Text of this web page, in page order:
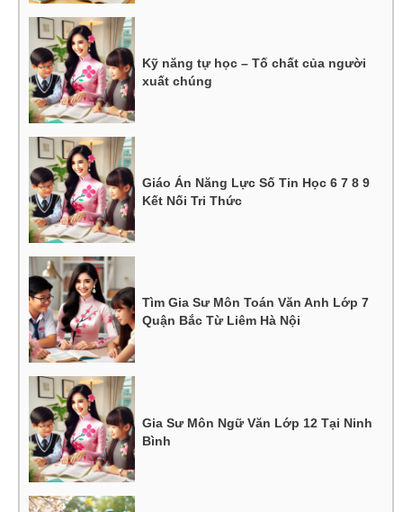
Kỹ năng tự học – Tố chất của người
xuất chúng
Giáo Án Năng Lực Số Tin Học 6 7 8 9
Kết Nối Tri Thức
Tìm Gia Sư Môn Toán Văn Anh Lớp 7
Quận Bắc Từ Liêm Hà Nội
Gia Sư Môn Ngữ Văn Lớp 12 Tại Ninh
Bình